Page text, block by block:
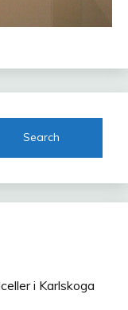
i Karlskoga